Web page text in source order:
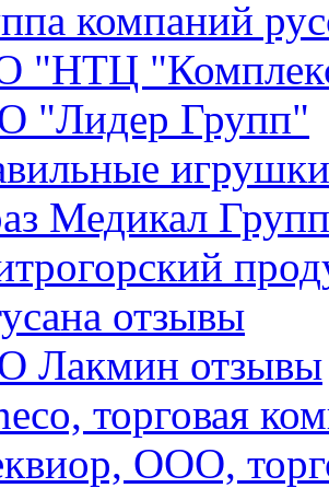
компаний
"НТЦ
"Лидер Групп"
игрушки
Медикал Групп
отзывы
Лакмин отзывы
торговая
ООО,